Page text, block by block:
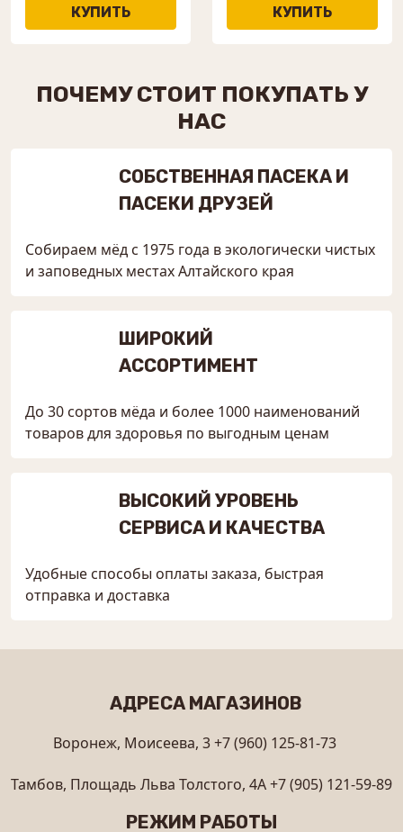
ПОЧЕМУ СТОИТ ПОКУПАТЬ У
НАС
СОБСТВЕННАЯ ПАСЕКА И
ПАСЕКИ ДРУЗЕЙ
Собираем мёд с 1975 года в экологически чистых
и заповедных местах Алтайского края
ШИРОКИЙ
АССОРТИМЕНТ
До 30 сортов мёда и более 1000 наименований
товаров для здоровья по выгодным ценам
ВЫСОКИЙ УРОВЕНЬ
СЕРВИСА И КАЧЕСТВА
Удобные способы оплаты заказа, быстрая
отправка и доставка
АДРЕСА МАГАЗИНОВ
Воронеж, Моисеева, 3+7 (960) 125-81-73
Тамбов, Площадь Льва Толстого, 4А+7 (905) 121-59-89
РЕЖИМ РАБОТЫ